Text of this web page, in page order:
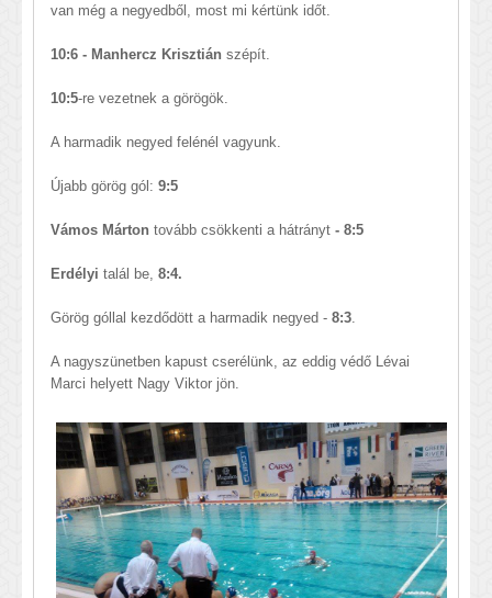
van még a negyedből, most mi kértünk időt.
10:6 - Manhercz Krisztián szépít.
10:5-re vezetnek a görögök.
A harmadik negyed felénél vagyunk.
Újabb görög gól: 9:5
Vámos Márton tovább csökkenti a hátrányt - 8:5
Erdélyi talál be, 8:4.
Görög góllal kezdődött a harmadik negyed - 8:3
A nagyszünetben kapust cserélünk, az eddig védő Lévai
Marci helyett Nagy Viktor jön.